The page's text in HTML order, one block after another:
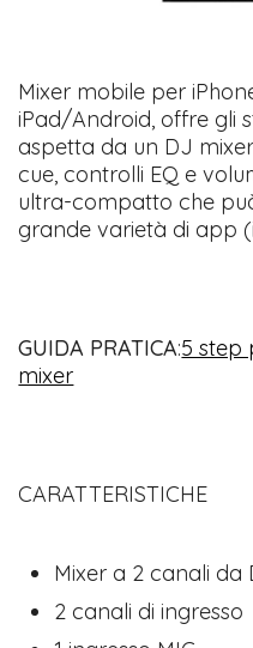
Mixer mobile per
iPad/Android, offre gli
aspetta da un DJ
cue, controlli EQ e
ultra-compatto che
grande varietà di app
​GUIDA PRATICA:5 step
mixer
CARATTERISTICHE
Mixer a 2 canali da
2 canali di ingresso